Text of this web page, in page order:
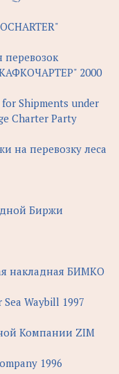
2000
Shipments under
Charter Party
на перевозку леса
Биржи
накладная БИМКО
Waybill 1997
Компании ZIM
1996